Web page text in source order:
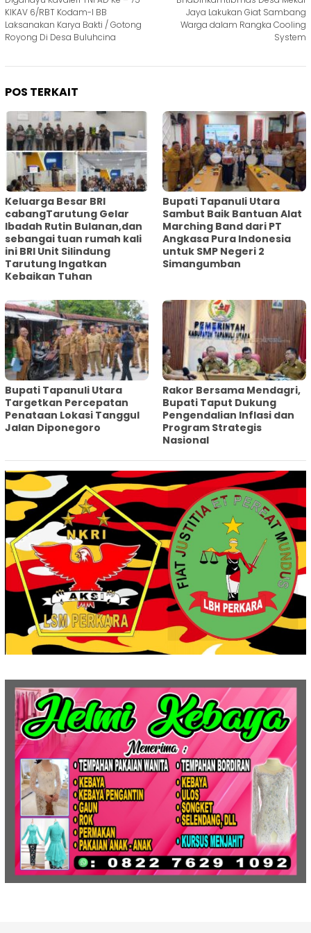
pos
KIKAV 6/RBT Kodam-I BB
Laksanakan Karya Bakti / Gotong
Royong Di Desa Buluhcina
Jaya Lakukan Giat Sambang
Warga dalam Rangka Cooling
System
POS TERKAIT
Keluarga Besar BRI
cabangTarutung Gelar
Ibadah Rutin Bulanan,dan
sebangai tuan rumah kali
ini BRI Unit Silindung
Tarutung Ingatkan
Kebaikan Tuhan
Bupati Tapanuli Utara
Sambut Baik Bantuan Alat
Marching Band dari PT
Angkasa Pura Indonesia
untuk SMP Negeri 2
Simangumban
‎Bupati Tapanuli Utara
Targetkan Percepatan
Penataan Lokasi Tanggul
Jalan Diponegoro
Rakor Bersama Mendagri,
Bupati Taput Dukung
Pengendalian Inflasi dan
Program Strategis
Nasional‎